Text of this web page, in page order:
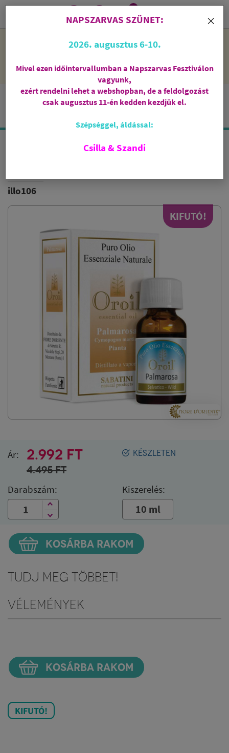
NAPSZARVAS SZÜNET: 2026. augusztus 6-10 - rendelni lehet
feldolgozni őket.
i
0
PÁLMARÓZSA ILLÓOLAJ
illo106
KIFUTÓ!
KÉSZLETEN
Ár: 2.992 FT
4.495FT
Darabszám:
Kiszerelés:
10 ml
KOSÁRBA RAKOM
Tudj meg többet!
Vélemények
KOSÁRBA RAKOM
KIFUTÓ!
×
NAPSZARVAS SZÜNET:
2026. augusztus 6-10.
Mivel ezen időintervallumban a Napszarvas Fesztiválon
vagyunk,
ezért rendelni lehet a webshopban, de a feldolgozást
csak augusztus 11-én kedden kezdjük el.
Szépséggel, áldással:
Csilla & Szandi